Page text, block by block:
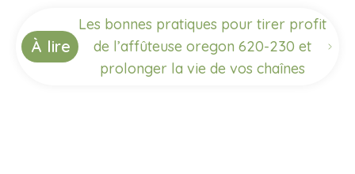
À lire
Les bonnes pratiques pour tirer profit
de l’affûteuse oregon 620-230 et
prolonger la vie de vos chaînes